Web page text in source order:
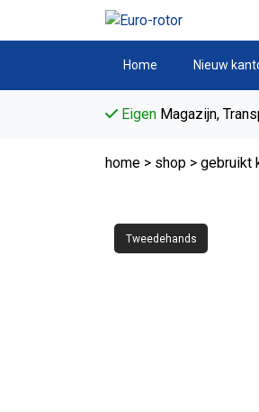
Home Nieuw
Eigen Magazijn,
home > shop > gebruikt
Tweedehands